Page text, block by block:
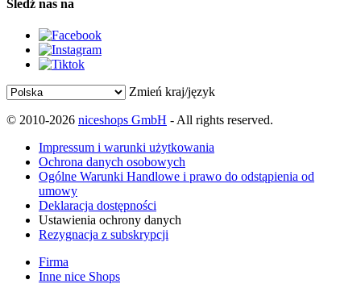
Śledź nas na
Zmień kraj/język
© 2010-2026 niceshops GmbH - All rights reserved.
Impressum i warunki użytkowania
Ochrona danych osobowych
Ogólne Warunki Handlowe i prawo do odstąpienia od
umowy
Deklaracja dostępności
Ustawienia ochrony danych
Rezygnacja z subskrypcji
Firma
Inne nice Shops